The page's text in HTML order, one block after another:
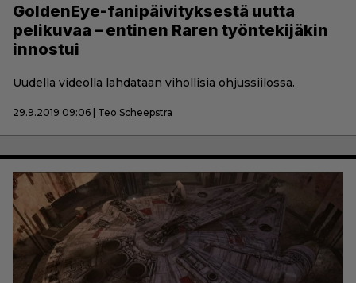
GoldenEye-fanipäivityksestä uutta
pelikuvaa – entinen Raren työntekijäkin
innostui
Uudella videolla lahdataan vihollisia ohjussiilossa.
29.9.2019 09:06 | Teo Scheepstra